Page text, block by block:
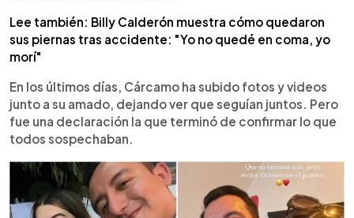
Lee también: Billy Calderón muestra cómo quedaron
sus piernas tras accidente: "Yo no quedé en coma, yo
morí"
En los últimos días, Cárcamo ha subido fotos y videos
junto a su amado, dejando ver que seguían juntos. Pero
fue una declaración la que terminó de confirmar lo que
todos sospechaban.